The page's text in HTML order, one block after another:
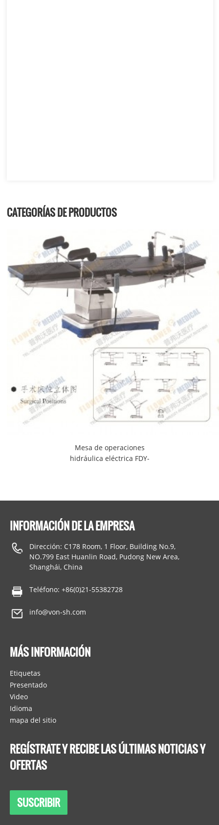
CATEGORÍAS DE PRODUCTOS
Mesa de operaciones
hidráulica eléctrica FDY-
INFORMACIÓN DE LA EMPRESA
Dirección: C178 Room, 1 Floor, Building No.9,
NO.799 East Huanlin Road, Pudong New Area,
Shanghái, China
Teléfono: +86(0)21-55382728
info@von-sh.com
MÁS INFORMACIÓN
Etiquetas
Presentado
Video
Idioma
mapa del sitio
REGÍSTRATE Y RECIBE LAS ÚLTIMAS NOTICIAS Y
OFERTAS
SUSCRIBIR